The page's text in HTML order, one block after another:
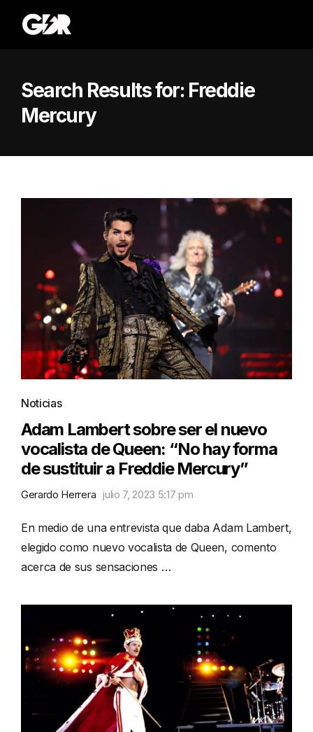
Search Results for: Freddie
Mercury
Noticias
Adam Lambert sobre ser el nuevo
vocalista de Queen: “No hay forma
de sustituir a Freddie Mercury”
Gerardo Herrera julio 7, 2023 5:17 pm
En medio de una entrevista que daba Adam Lambert,
elegido como nuevo vocalista de Queen, comento
acerca de sus sensaciones …